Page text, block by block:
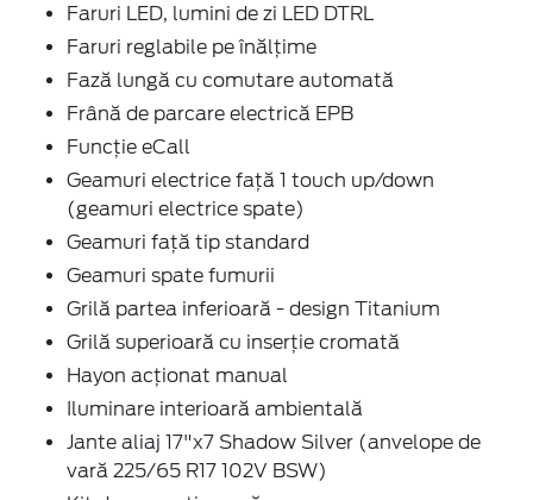
Faruri LED, lumini de zi LED DTRL
Faruri reglabile pe înălțime
Fază lungă cu comutare automată
Frână de parcare electrică EPB
Funcție eCall
Geamuri electrice față 1 touch up/down
(geamuri electrice spate)
Geamuri față tip standard
Geamuri spate fumurii
Grilă partea inferioară - design Titanium
Grilă superioară cu inserție cromată
Hayon acționat manual
Iluminare interioară ambientală
Jante aliaj 17"x7 Shadow Silver (anvelope de
vară 225/65 R17 102V BSW)